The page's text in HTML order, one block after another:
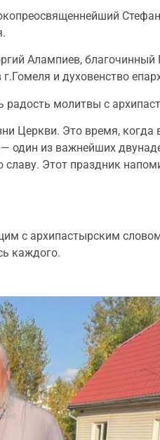
Алампиев, благочинный
и духовенство
молитвы с
Церкви. Это время,
один из важнейших
Этот праздник
с архипастырским
каждого.